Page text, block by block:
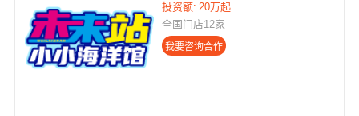
投资额: 20万起
全国门店12家